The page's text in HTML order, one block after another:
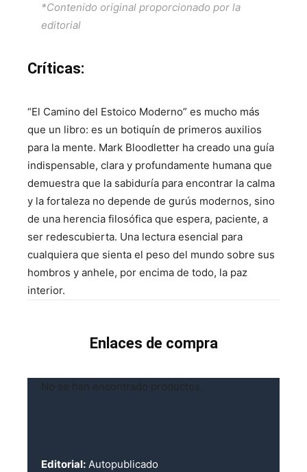
*Contenido original proporcionado por la
editorial
Críticas:
“El Camino del Estoico Moderno” es mucho más
que un libro: es un botiquín de primeros auxilios
para la mente. Mark Bloodletter ha creado una guía
indispensable, clara y profundamente humana que
demuestra que la sabiduría para encontrar la calma
y la fortaleza no depende de gurús modernos, sino
de una herencia filosófica que espera, paciente, a
ser redescubierta. Una lectura esencial para
cualquiera que sienta el peso del mundo sobre sus
hombros y anhele, por encima de todo, la paz
interior.
Enlaces de compra
No se han encontrado productos.
.
Editorial: Autopublicado